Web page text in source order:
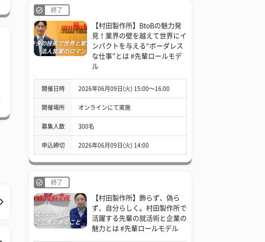
終了
【村田製作所】BtoBの魅力発
見！業界の壁を越えて世界にイ
ンパクトを与える“ボーダレス
な仕事”とは #先輩ロールモデ
ル
開催日時 2026年06月09日(火) 15:00〜16:00
開催場所 オンラインにて実施
募集人数 300名
申込締切 2026年06月09日(火) 14:00
終了
【村田製作所】飾らず、偽ら
ず、自分らしく。村田製作所で
活躍する先輩の就活術と企業の
魅力とは #先輩ロールモデル